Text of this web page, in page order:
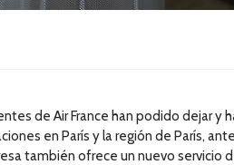
de Air France han podido dejar y
en París y la región de París,
también ofrece un nuevo servicio